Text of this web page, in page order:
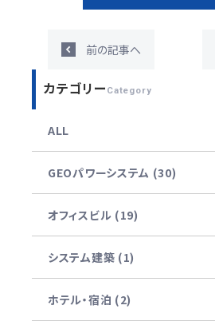
前の記事へ
カテゴリー Category
ALL
GEOパワーシステム (30)
オフィスビル (19)
システム建築 (1)
ホテル・宿泊 (2)